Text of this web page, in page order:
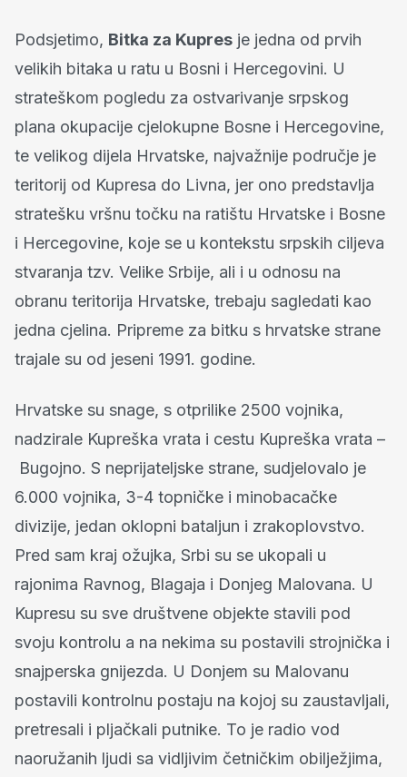
Podsjetimo, Bitka za Kupres je jedna od prvih
velikih bitaka u ratu u Bosni i Hercegovini. U
strateškom pogledu za ostvarivanje srpskog
plana okupacije cjelokupne Bosne i Hercegovine,
te velikog dijela Hrvatske, najvažnije područje je
teritorij od Kupresa do Livna, jer ono predstavlja
stratešku vršnu točku na ratištu Hrvatske i Bosne
i Hercegovine, koje se u kontekstu srpskih ciljeva
stvaranja tzv. Velike Srbije, ali i u odnosu na
obranu teritorija Hrvatske, trebaju sagledati kao
jedna cjelina. Pripreme za bitku s hrvatske strane
trajale su od jeseni 1991. godine.
Hrvatske su snage, s otprilike 2500 vojnika,
nadzirale Kupreška vrata i cestu Kupreška vrata –
Bugojno. S neprijateljske strane, sudjelovalo je
6.000 vojnika, 3-4 topničke i minobacačke
divizije, jedan oklopni bataljun i zrakoplovstvo.
Pred sam kraj ožujka, Srbi su se ukopali u
rajonima Ravnog, Blagaja i Donjeg Malovana. U
Kupresu su sve društvene objekte stavili pod
svoju kontrolu a na nekima su postavili strojnička i
snajperska gnijezda. U Donjem su Malovanu
postavili kontrolnu postaju na kojoj su zaustavljali,
pretresali i pljačkali putnike. To je radio vod
naoružanih ljudi sa vidljivim četničkim obilježjima,